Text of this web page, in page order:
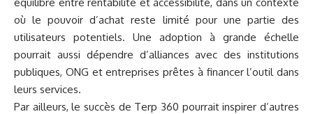
où le pouvoir d’achat reste limité pour une partie des
utilisateurs potentiels. Une adoption à grande échelle
pourrait aussi dépendre d’alliances avec des institutions
publiques, ONG et entreprises prêtes à financer l’outil dans
leurs services.
Par ailleurs, le succès de Terp 360 pourrait inspirer d’autres